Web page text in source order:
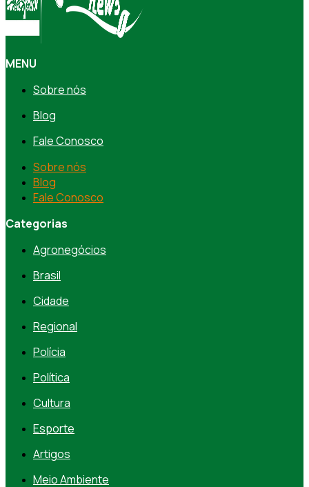
MENU
Sobre nós
Blog
Fale Conosco
Sobre nós
Blog
Fale Conosco
Categorias
Agronegócios
Brasil
Cidade
Regional
Polícia
Política
Cultura
Esporte
Artigos
Meio Ambiente